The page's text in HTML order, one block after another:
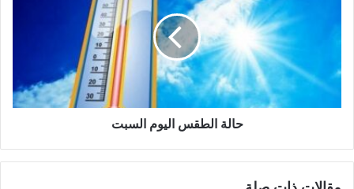
حالة الطقس اليوم السبت